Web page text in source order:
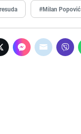
#Milan Popović